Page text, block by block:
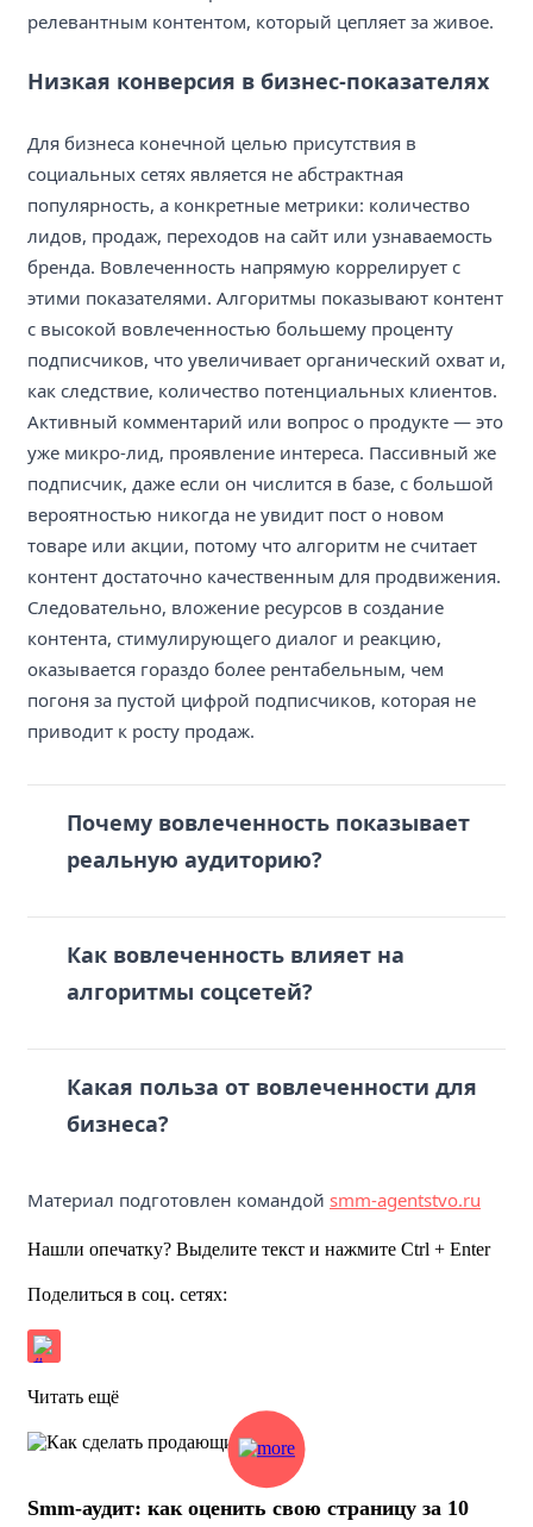
релевантным контентом, который цепляет за живое.
Низкая конверсия в бизнес-показателях
Для бизнеса конечной целью присутствия в
социальных сетях является не абстрактная
популярность, а конкретные метрики: количество
лидов, продаж, переходов на сайт или узнаваемость
бренда. Вовлеченность напрямую коррелирует с
этими показателями. Алгоритмы показывают контент
с высокой вовлеченностью большему проценту
подписчиков, что увеличивает органический охват и,
как следствие, количество потенциальных клиентов.
Активный комментарий или вопрос о продукте — это
уже микро-лид, проявление интереса. Пассивный же
подписчик, даже если он числится в базе, с большой
вероятностью никогда не увидит пост о новом
товаре или акции, потому что алгоритм не считает
контент достаточно качественным для продвижения.
Следовательно, вложение ресурсов в создание
контента, стимулирующего диалог и реакцию,
оказывается гораздо более рентабельным, чем
погоня за пустой цифрой подписчиков, которая не
приводит к росту продаж.
Почему вовлеченность показывает
реальную аудиторию?
Как вовлеченность влияет на
алгоритмы соцсетей?
Какая польза от вовлеченности для
бизнеса?
Материал подготовлен командой smm-agentstvo.ru
Нашли опечатку? Выделите текст и нажмите Ctrl + Enter
Поделиться в соц. сетях:
Читать ещё
Smm‑аудит: как оценить свою страницу за 10